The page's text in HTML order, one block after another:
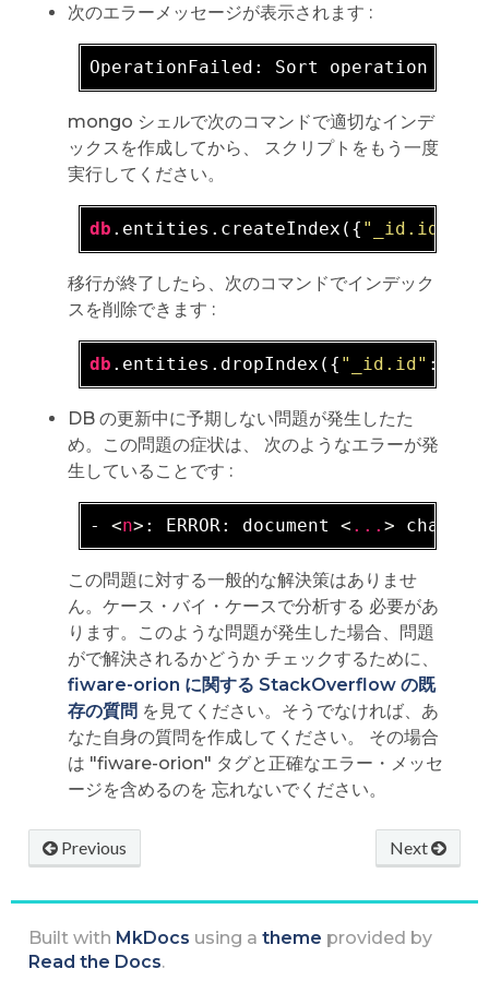
次のエラーメッセージが表示されます :
OperationFailed: Sort operation
mongo シェルで次のコマンドで適切なインデ
ックスを作成してから、 スクリプトをもう一度
実行してください。
db .entities.createIndex({ "_id.id"
移行が終了したら、次のコマンドでインデック
スを削除できます :
db .entities.dropIndex({ "_id.id" : 1,
DB の更新中に予期しない問題が発生したた
め。この問題の症状は、 次のようなエラーが発
生していることです :
- <n> : ERROR: document < ...>
この問題に対する一般的な解決策はありませ
ん。ケース・バイ・ケースで分析する 必要があ
ります。このような問題が発生した場合、問題
がで解決されるかどうか チェックするために、
fiware-orion に関する StackOverflow の既
存の質問 を見てください。そうでなければ、あ
なた自身の質問を作成してください。 その場合
は "fiware-orion" タグと正確なエラー・メッセ
ージを含めるのを 忘れないでください。
Next
Previous
Built with MkDocs using a theme provided by
Read the Docs.